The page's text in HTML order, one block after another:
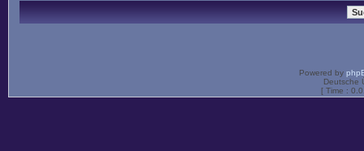
Powered by
Deutsche
[ Time :